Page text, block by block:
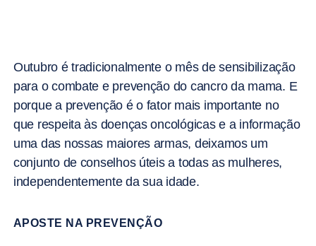
Outubro é tradicionalmente o mês de sensibilização
para o combate e prevenção do cancro da mama. E
porque a prevenção é o fator mais importante no
que respeita às doenças oncológicas e a informação
uma das nossas maiores armas, deixamos um
conjunto de conselhos úteis a todas as mulheres,
independentemente da sua idade.
APOSTE NA PREVENÇÃO